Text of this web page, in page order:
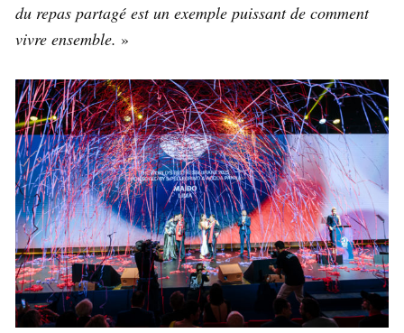
du repas partagé est un exemple puissant de comment
vivre ensemble. »